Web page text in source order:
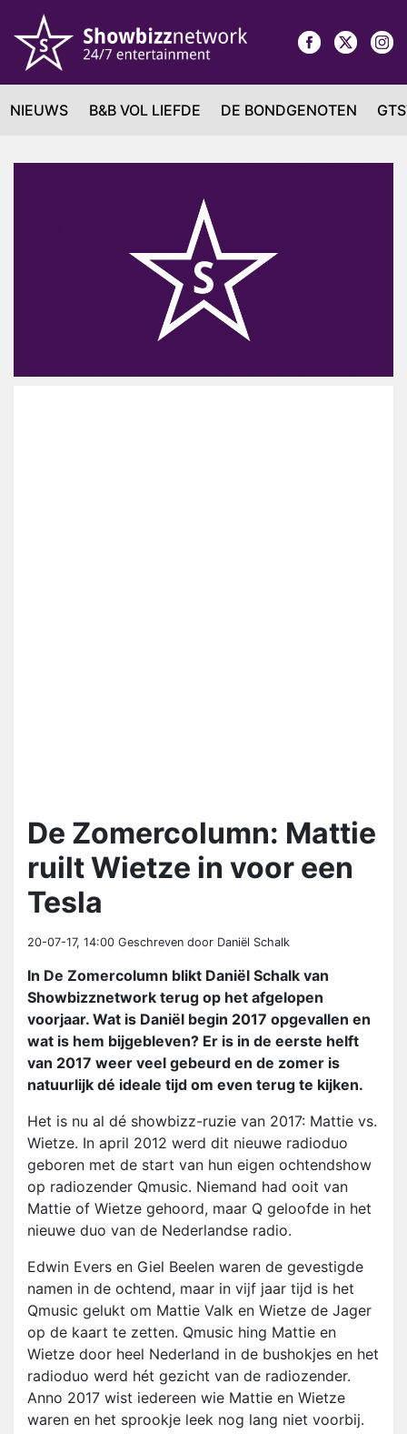
NIEUWS B&B VOL LIEFDE DE BONDGENOTEN
De Zomercolumn: Mattie
ruilt Wietze in voor een
Tesla
20-07-17, 14:00 Geschreven door Daniël Schalk
In De Zomercolumn blikt Daniël Schalk van
Showbizznetwork terug op het afgelopen
voorjaar. Wat is Daniël begin 2017 opgevallen en
wat is hem bijgebleven? Er is in de eerste helft
van 2017 weer veel gebeurd en de zomer is
natuurlijk dé ideale tijd om even terug te kijken.
Het is nu al dé showbizz-ruzie van 2017: Mattie vs.
Wietze. In april 2012 werd dit nieuwe radioduo
geboren met de start van hun eigen ochtendshow
op radiozender Qmusic. Niemand had ooit van
Mattie of Wietze gehoord, maar Q geloofde in het
nieuwe duo van de Nederlandse radio.
Edwin Evers en Giel Beelen waren de gevestigde
namen in de ochtend, maar in vijf jaar tijd is het
Qmusic gelukt om Mattie Valk en Wietze de Jager
op de kaart te zetten. Qmusic hing Mattie en
Wietze door heel Nederland in de bushokjes en het
radioduo werd hét gezicht van de radiozender.
Anno 2017 wist iedereen wie Mattie en Wietze
waren en het sprookje leek nog lang niet voorbij.